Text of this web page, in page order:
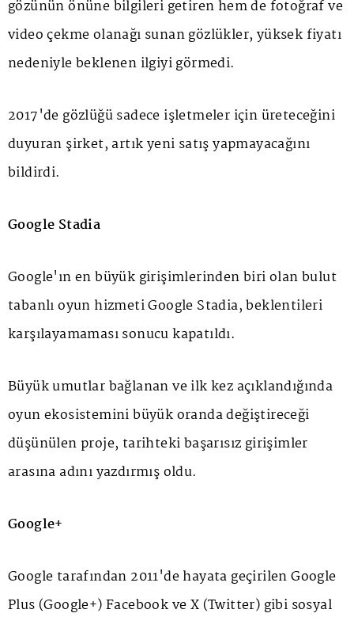
gözünün önüne bilgileri getiren hem de fotoğraf ve
video çekme olanağı sunan gözlükler, yüksek fiyatı
nedeniyle beklenen ilgiyi görmedi.
2017'de gözlüğü sadece işletmeler için üreteceğini
duyuran şirket, artık yeni satış yapmayacağını
bildirdi.
Google Stadia
Google'ın en büyük girişimlerinden biri olan bulut
tabanlı oyun hizmeti Google Stadia, beklentileri
karşılayamaması sonucu kapatıldı.
Büyük umutlar bağlanan ve ilk kez açıklandığında
oyun ekosistemini büyük oranda değiştireceği
düşünülen proje, tarihteki başarısız girişimler
arasına adını yazdırmış oldu.
Google+
Google tarafından 2011'de hayata geçirilen Google
Plus (Google+) Facebook ve X (Twitter) gibi sosyal